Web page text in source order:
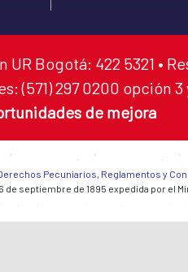
Bogotá: 422 5321 •
(571) 297 0200 opción 3
de mejora
Pecuniarios, Reglamentos y
septiembre de 1895 expedida por el